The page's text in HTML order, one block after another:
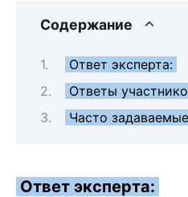
Содержание
Ответ эксперта:
Ответы
Часто
Ответ эксперта: